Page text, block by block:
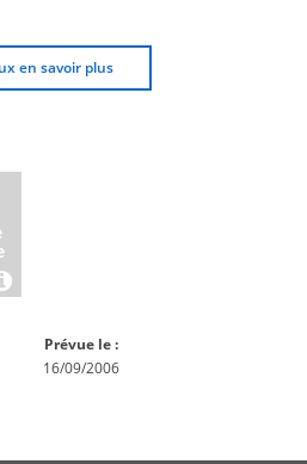
en savoir plus
Prévue le :
16/09/2006